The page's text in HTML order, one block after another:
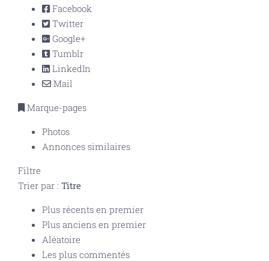
Facebook
Twitter
Google+
Tumblr
LinkedIn
Mail
Marque-pages
Photos
Annonces similaires
Filtre
Trier par : Titre
Plus récents en premier
Plus anciens en premier
Aléatoire
Les plus commentés